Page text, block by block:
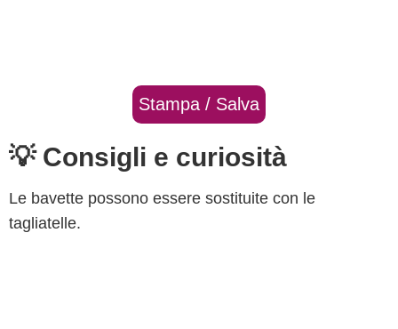
Stampa / Salva
💡 Consigli e curiosità
Le bavette possono essere sostituite con le
tagliatelle.